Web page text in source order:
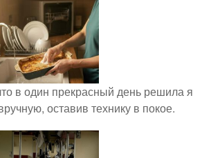
в один прекрасный день решила я
оставив технику в покое.